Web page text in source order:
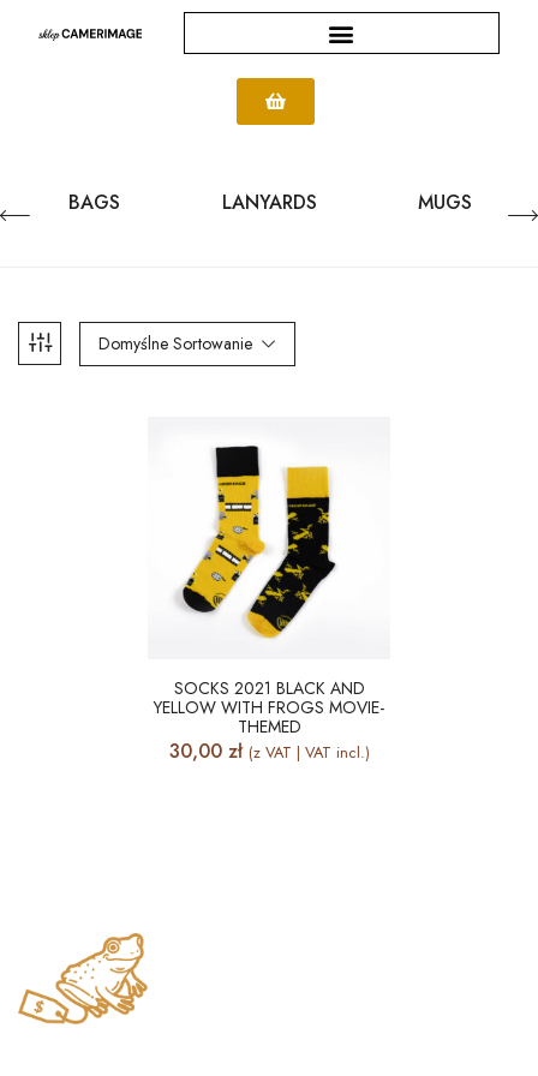
BAGS LANYARDS MUGS
Domyślne Sortowanie
SOCKS 2021 BLACK AND
YELLOW WITH FROGS MOVIE-
THEMED
30,00 zł (z VAT | VAT incl.)